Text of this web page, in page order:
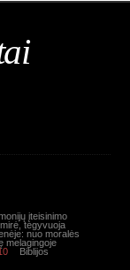
įteisinimo
tegyvuoja
nuo moralės
melagingoje
Biblijos